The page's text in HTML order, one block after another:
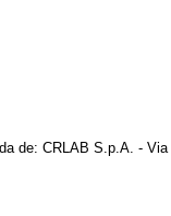
de: CRLAB S.p.A. -